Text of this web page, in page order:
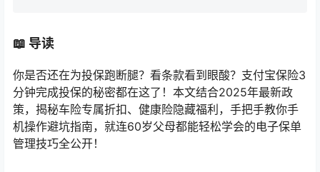
📖 导读
你是否还在为投保跑断腿？看条款看到眼酸？支付宝保险3
分钟完成投保的秘密都在这了！本文结合2025年最新政
策，揭秘车险专属折扣、健康险隐藏福利，手把手教你手
机操作避坑指南，就连60岁父母都能轻松学会的电子保单
管理技巧全公开！